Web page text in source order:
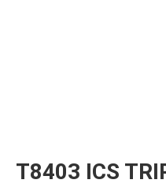
T8403 ICS